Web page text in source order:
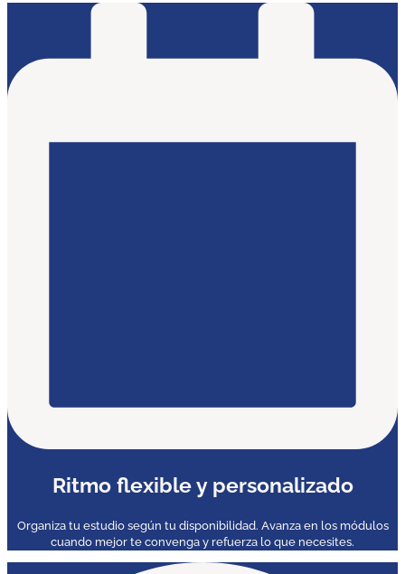
Ritmo flexible y personalizado
Organiza tu estudio según tu disponibilidad. Avanza en los módulos
cuando mejor te convenga y refuerza lo que necesites.